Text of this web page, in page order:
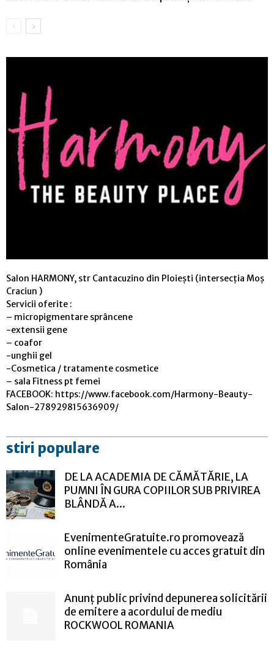
Salon HARMONY, str Cantacuzino din Ploiești (intersecția Moș
Craciun )
Servicii oferite :
– micropigmentare sprâncene
-extensii gene
– coafor
-unghii gel
-Cosmetica / tratamente cosmetice
– sala Fitness pt femei
FACEBOOK: https://www.facebook.com/Harmony-Beauty-
Salon-278929815636909/
stiri populare
DE LA ACADEMIA DE CĂMĂTĂRIE, LA
PUMNI ÎN GURA COPIILOR SUB PRIVIREA
BLÂNDĂ A...
EvenimenteGratuite.ro promovează
online evenimentele cu acces gratuit din
România
Anunț public privind depunerea solicitării
de emitere a acordului de mediu
ROCKWOOL ROMANIA